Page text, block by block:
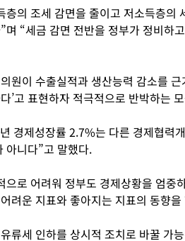
층의 조세 감면을 줄이고 저소득층의
며 “세금 감면 전반을 정부가 정비하
원이 수출실적과 생산능력 감소를
’고 표현하자 적극적으로 반박하는
경제성장률 2.7%는 다른 경제협력
아니다”고 말했다.
으로 어려워 정부도 경제상황을 엄중
려운 지표와 좋아지는 지표의 동향
류세 인하를 상시적 조치로 바꿀 가